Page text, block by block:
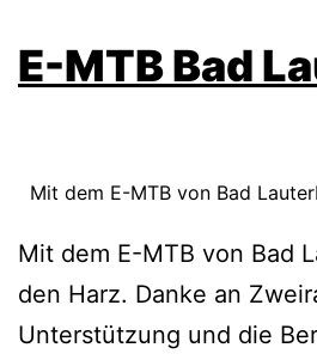
E-MTB Bad
Mit dem E-MTB von Bad
Mit dem E-MTB von Bad
den Harz. Danke an
Unterstützung und die